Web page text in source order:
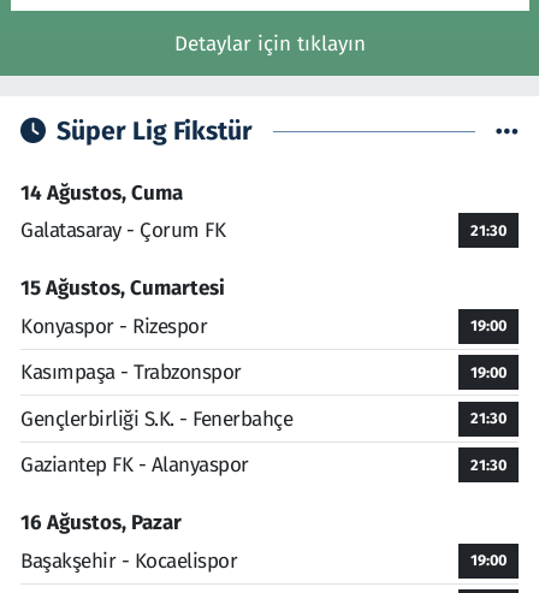
Detaylar için tıklayın
Süper Lig Fikstür
14 Ağustos, Cuma
Galatasaray - Çorum FK
21:30
15 Ağustos, Cumartesi
Konyaspor - Rizespor
19:00
Kasımpaşa - Trabzonspor 19:00
Gençlerbirliği S.K. - Fenerbahçe 21:30
Gaziantep FK - Alanyaspor 21:30
16 Ağustos, Pazar
Başakşehir - Kocaelispor
19:00